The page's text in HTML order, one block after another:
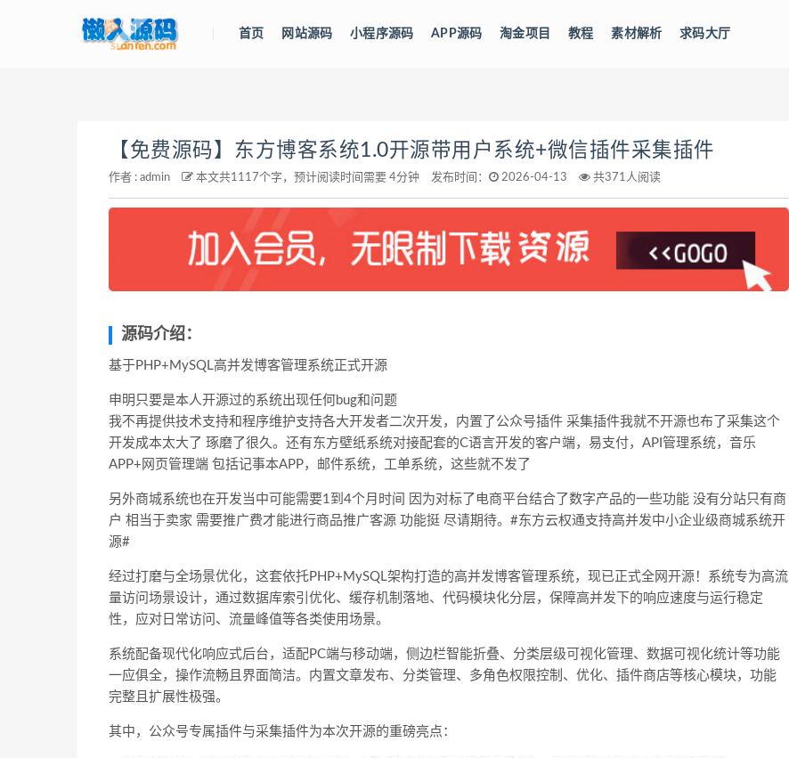
首页 网站源码 小程序源码 APP源码 淘金项目 教程 素材解析 求码大厅
【免费源码】东方博客系统1.0开源带用户系统+微信插件采集插件
作者 : admin 本文共1117个字，预计阅读时间需要 4分钟 发布时间： 2026-04-13 共371人阅读
源码介绍：
基于PHP+MySQL高并发博客管理系统正式开源
申明只要是本人开源过的系统出现任何bug和问题
我不再提供技术支持和程序维护支持各大开发者二次开发，内置了公众号插件 采集插件我就不开源也布了采集这个
开发成本太大了 琢磨了很久。还有东方壁纸系统对接配套的C语言开发的客户端，易支付，API管理系统，音乐
APP+网页管理端 包括记事本APP，邮件系统，工单系统，这些就不发了
另外商城系统也在开发当中可能需要1到4个月时间 因为对标了电商平台结合了数字产品的一些功能 没有分站只有商
户 相当于卖家 需要推广费才能进行商品推广客源 功能挺 尽请期待。#东方云权通支持高并发中小企业级商城系统开
源#
经过打磨与全场景优化，这套依托PHP+MySQL架构打造的高并发博客管理系统，现已正式全网开源！系统专为高流
量访问场景设计，通过数据库索引优化、缓存机制落地、代码模块化分层，保障高并发下的响应速度与运行稳定
性，应对日常访问、流量峰值等各类使用场景。
系统配备现代化响应式后台，适配PC端与移动端，侧边栏智能折叠、分类层级可视化管理、数据可视化统计等功能
一应俱全，操作流畅且界面简洁。内置文章发布、分类管理、多角色权限控制、优化、插件商店等核心模块，功能
完整且扩展性极强。
其中，公众号专属插件与采集插件为本次开源的重磅亮点：